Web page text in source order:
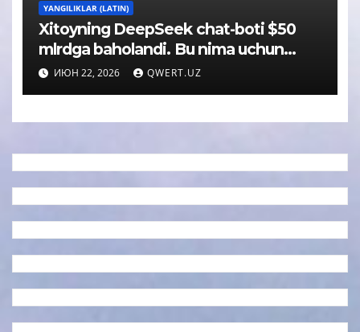
YANGILIKLAR (LATIN)
Xitoyning DeepSeek chat-boti $50
mlrdga baholandi. Bu nima uchun
muhim
ИЮН 22, 2026 QWERT.UZ